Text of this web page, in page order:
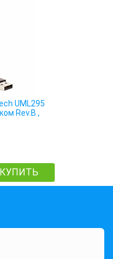
UML295
Rev.B ,
КУПИТЬ